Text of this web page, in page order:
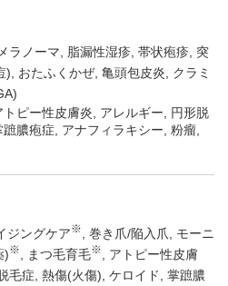
メラノーマ 脂漏性湿疹 帯状疱疹 突
) おたふくかぜ 亀頭包皮炎
クラミ
ピー性皮膚炎, アレルギー, 円形脱
膿疱症, アナフィラキシー, 粉瘤,
ジングケア※ 巻き爪/陥入爪
モーニ
)※ まつ毛育毛※
アトピー性皮膚
毛症 熱傷(火傷) ケロイド
掌蹠膿